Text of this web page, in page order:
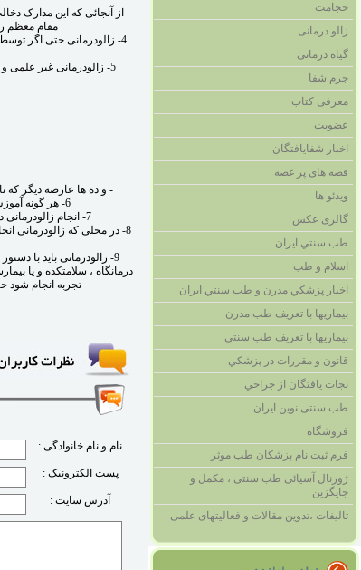
از آنجائی که این مدارک
مقام معظم
4- زالودرمانی حتی اگر
5- زالودرمانی غیر علمی و نادرست که توسط افراد غیر پزشک انجام می شود می تواندعوارض خطرناک زیر را داشته باشد :
- و ده ها عارضه دیگر که
6- هر گونه آموزش زالودرمانی و زالواندازی به افراد غیر پزشک و پرستار با جان مردم بازی کردن است
7- انجام زالودرمانی در خارج از مطب و درمانگاه کاری بسیار خطرناک و می تواند جان بیماران را به خطر بیندازد
8- در محلی که زالودرمانی
9- زالودرمانی باید با
درمانگاه ، سلامتکده و یا
تجربه انجام شود
نام و نام خانوادگی :
پست الکترونیک :
آدرس سایت :
حجامت
زالو درمانی
گیاه درمانی
جرم شفا
معرفی کتاب
عضویت
اخبار شفايافتگان
قصه های پر غصه
ویدئو ها
گالری عکس
طب سنتي ايران
اسلام و طب
اخبار پزشکي مدرن و طب سنتي ايران
بيماريها با تعريف طب مدرن
بيماريها با تعريف طب سنتي
قانون و مقررات در پزشکي
نجات يافتگان از جراحي
طب سنتی نوین ایران
فروشگاه
فرم ثبت نام پزشکان طب موثر
ژورنال آسیائی طب سنتی ، مکمل و
جایگزین
تالیفات ،تدوین مقالات و فعالیتهای علمی